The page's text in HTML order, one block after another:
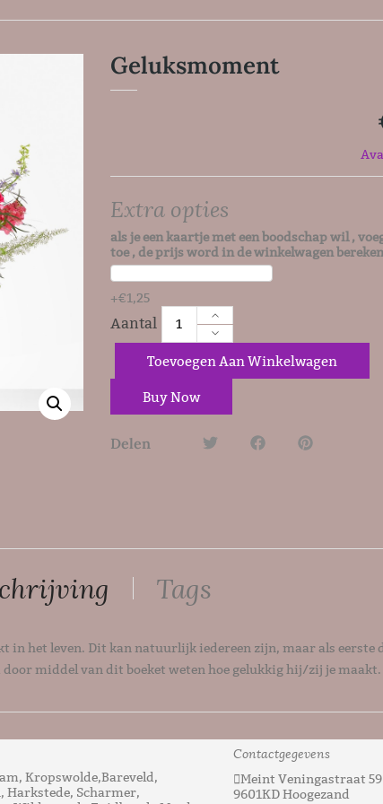
Geluksmoment
Extra opties
als je een kaartje met een boodschap wil ,
toe , de prijs word in de winkelwagen
+€1,25
Toevoegen Aan Winkelwagen
Buy Now
Delen
Tags
in het leven. Dit kan natuurlijk iedereen zijn, maar als eerste
middel van dit boeket weten hoe gelukkig hij/zij je maakt.
Kropswolde,Bareveld,
Harkstede, Scharmer,
Contactgegevens
Meint Veningastraat 59
9601KD Hoogezand